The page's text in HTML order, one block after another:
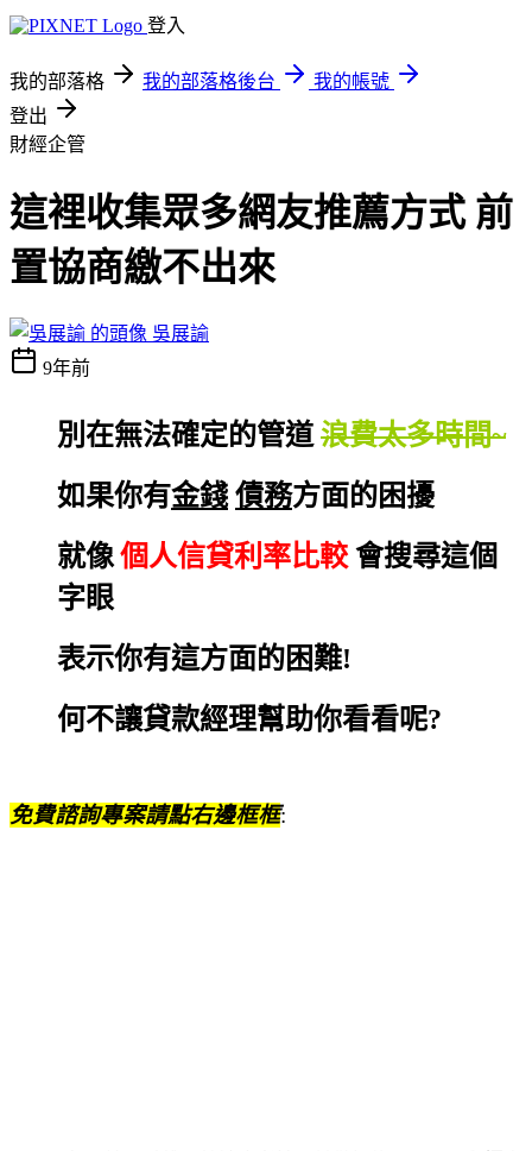
登入
我的部落格 我的部落格後台
我的帳號
登出
財經企管
這裡收集眾多網友推薦方式 前
置協商繳不出來
吳展諭
9年前
別在無法確定的管道 浪費太多時間~
如果你有金錢 債務方面的困擾
就像個人信貸利率比較會搜尋這個
字眼
表示你有這方面的困難!
何不讓貸款經理幫助你看看呢?
免費諮詢專案請點右邊框框: